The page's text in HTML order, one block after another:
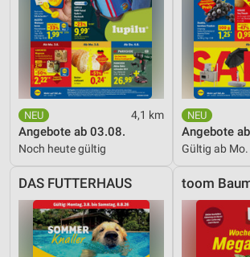
4,1 km
Angebote ab 03.08.
Noch heute gültig
Angebote
Gültig ab
DAS FUTTERHAUS toom